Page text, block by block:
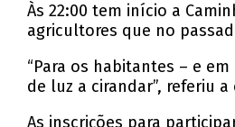
Às 22:00 tem início a
agricultores que no
“Para os habitantes – e
de luz a cirandar”, referiu
As inscrições para